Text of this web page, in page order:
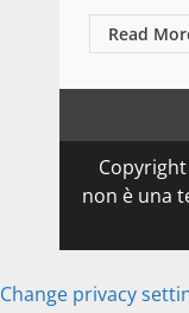
Read
non è una
Change privacy